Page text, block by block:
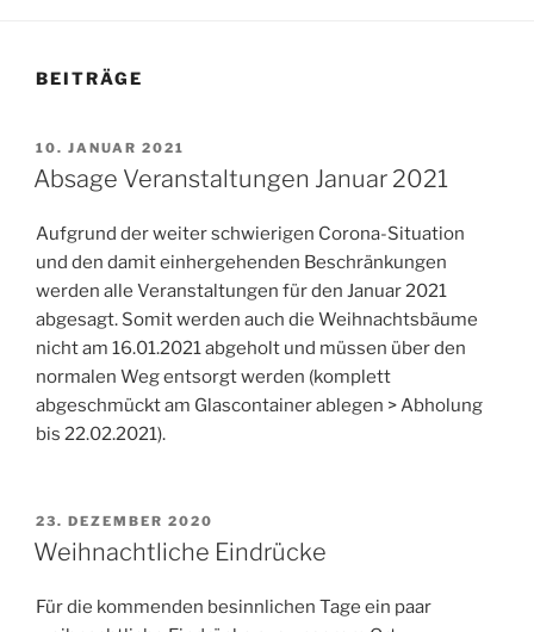
BEITRÄGE
VERÖFFENTLICHT
AM
10. JANUAR 2021
Absage Veranstaltungen Januar 2021
Aufgrund der weiter schwierigen Corona-Situation
und den damit einhergehenden Beschränkungen
werden alle Veranstaltungen für den Januar 2021
abgesagt. Somit werden auch die Weihnachtsbäume
nicht am 16.01.2021 abgeholt und müssen über den
normalen Weg entsorgt werden (komplett
abgeschmückt am Glascontainer ablegen > Abholung
bis 22.02.2021).
VERÖFFENTLICHT
AM
23. DEZEMBER 2020
Weihnachtliche Eindrücke
Für die kommenden besinnlichen Tage ein paar